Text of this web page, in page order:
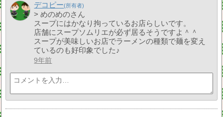
デコピー
> めのめのさん
スープにはかなり拘っているお店らしいです。
店舗にスープソムリエが必ず居るそうですよ＾＾
スープが美味しいお店でラーメンの種類で麺を変え
ているのも好印象でした♪
9年前